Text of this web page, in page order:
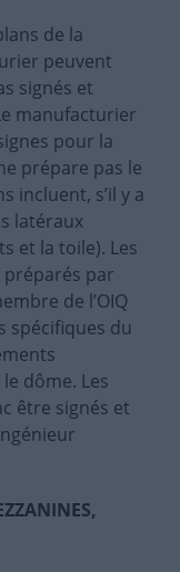
de la
peuvent
signés et
manufacturier
pour la
prépare pas le
incluent, s’il y a
latéraux
et la toile). Les
par
de l’OIQ
spécifiques du
dôme. Les
être signés et